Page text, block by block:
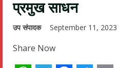
प्रमुख साधन
उप संपादक September 11, 2023
Share Now